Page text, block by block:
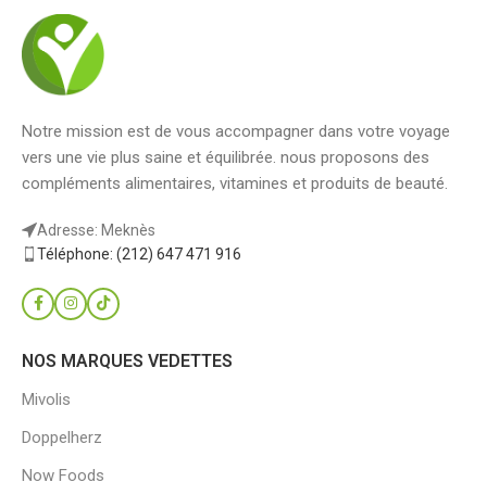
Notre mission est de vous accompagner dans votre voyage
vers une vie plus saine et équilibrée. nous proposons des
compléments alimentaires, vitamines et produits de beauté.
Adresse: Meknès
Téléphone: (212) 647 471 916
NOS MARQUES VEDETTES
Mivolis
Doppelherz
Now Foods